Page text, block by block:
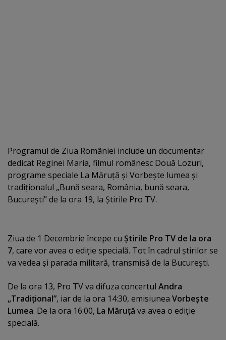
Programul de Ziua României include un documentar
dedicat Reginei Maria, filmul românesc Două Lozuri,
programe speciale La Măruţă şi Vorbeşte lumea şi
tradiţionalul „Bună seara, România, bună seara,
Bucureşti” de la ora 19, la Ştirile Pro TV.
Ziua de 1 Decembrie începe cu Ştirile Pro TV de la ora
7, care vor avea o ediţie specială. Tot în cadrul ştirilor se
va vedea şi parada militară, transmisă de la Bucureşti.
De la ora 13, Pro TV va difuza concertul Andra
„Tradiţional”, iar de la ora 14:30, emisiunea Vorbeşte
Lumea. De la ora 16:00, La Măruţă va avea o ediţie
specială.